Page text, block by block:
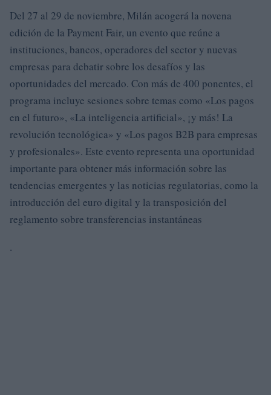
Del 27 al 29 de noviembre, Milán acogerá la novena
edición de la Payment Fair, un evento que reúne a
instituciones, bancos, operadores del sector y nuevas
empresas para debatir sobre los desafíos y las
oportunidades del mercado. Con más de 400 ponentes, el
programa incluye sesiones sobre temas como «Los pagos
en el futuro», «La inteligencia artificial», ¡y más! La
revolución tecnológica» y «Los pagos B2B para empresas
y profesionales». Este evento representa una oportunidad
importante para obtener más información sobre las
tendencias emergentes y las noticias regulatorias, como la
introducción del euro digital y la transposición del
reglamento sobre transferencias instantáneas
.